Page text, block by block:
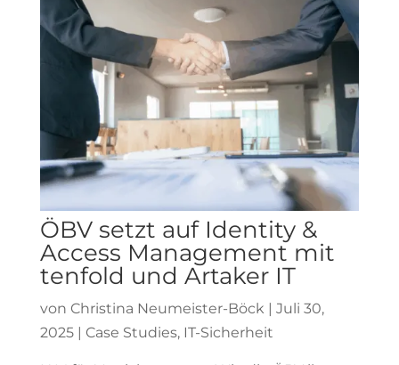
ÖBV setzt auf Identity &
Access Management mit
tenfold und Artaker IT
von Christina Neumeister-Böck | Juli 30,
2025| Case Studies, IT-Sicherheit